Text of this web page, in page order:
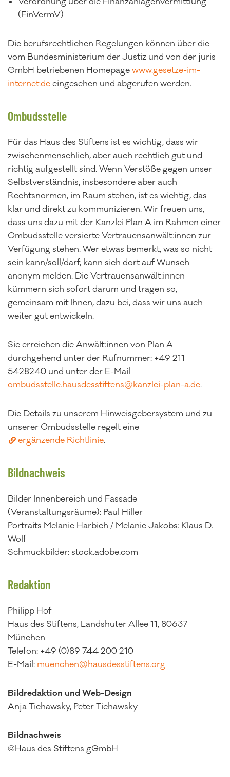
(FinVermV)
Die berufsrechtlichen Regelungen können über die
vom Bundesministerium der Justiz und von der juris
GmbH betriebenen Homepagewww.gesetze-im-
internet.deeingesehen und abgerufen werden.
Ombudsstelle
Für das Haus des Stiftens ist es wichtig, dass wir
zwischenmenschlich, aber auch rechtlich gut und
richtig aufgestellt sind. Wenn Verstöße gegen unser
Selbstverständnis, insbesondere aber auch
Rechtsnormen, im Raum stehen, ist es wichtig, das
klar und direkt zu kommunizieren. Wir freuen uns,
dass uns dazu mit der Kanzlei Plan A im Rahmen einer
Ombudsstelle versierte Vertrauensanwält:innen zur
Verfügung stehen. Wer etwas bemerkt, was so nicht
sein kann/soll/darf, kann sich dort auf Wunsch
anonym melden. Die Vertrauensanwält:innen
kümmern sich sofort darum und tragen so,
gemeinsam mit Ihnen, dazu bei, dass wir uns auch
weiter gut entwickeln.
Sie erreichen die Anwält:innen von Plan A
durchgehend unter der Rufnummer: +49 211
5428240 und unter der E-Mail
ombudsstelle.hausdesstiftens@kanzlei-plan-a.de.
Die Details zu unserem Hinweisgebersystem und zu
unserer Ombudsstelle regelt eine
ergänzende Richtlinie.
Bildnachweis
Bilder Innenbereich und Fassade
(Veranstaltungsräume): Paul Hiller
Portraits Melanie Harbich / Melanie Jakobs: Klaus D.
Wolf
Schmuckbilder: stock.adobe.com
Redaktion
Philipp Hof
Haus des Stiftens, Landshuter Allee 11, 80637
München
Telefon: +49 (0)89 744 200 210
E-Mail: muenchen@hausdesstiftens.org
Bildredaktion und Web-Design
Anja Tichawsky, Peter Tichawsky
Bildnachweis
©Haus des Stiftens gGmbH